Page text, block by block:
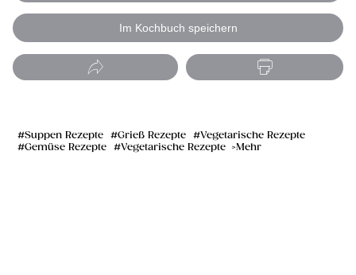
Im Kochbuch speichern
Suppen Rezepte Grieß Rezepte
Vegetarische Rezepte
Gemüse Rezepte
Vegetarische Rezepte Mehr